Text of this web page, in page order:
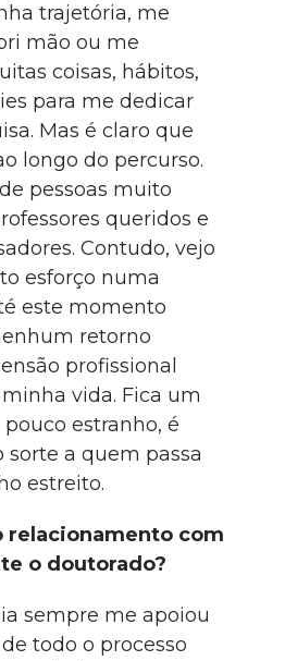
trajetória, me
mão ou me
coisas, hábitos,
para me dedicar
Mas é claro que
longo do percurso.
pessoas muito
queridos e
Contudo, vejo
esforço numa
este momento
retorno
profissional
vida. Fica um
estranho, é
sorte a quem passa
estreito.
relacionamento com
o doutorado?
sempre me apoiou
todo o processo